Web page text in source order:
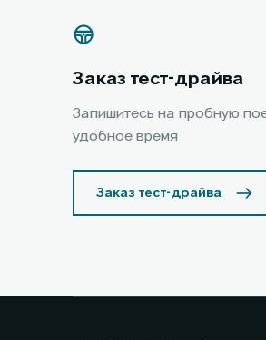
Заказ тест-драйва
Запишитесь на пробную
удобное время
Заказ тест-драйва